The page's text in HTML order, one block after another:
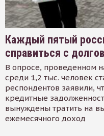
Каждый пятый
справиться с
В опросе, проведенном
среди 1,2 тыс. человек
респондентов заявили,
кредитные
вынуждены тратить на
ежемесячного доход